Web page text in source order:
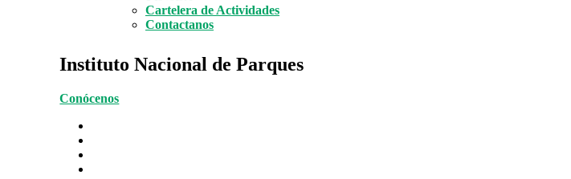
Cartelera de Actividades
Contactanos
Instituto Nacional de Parques
Conócenos